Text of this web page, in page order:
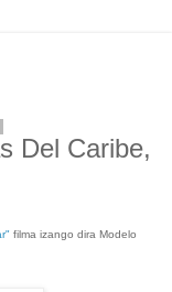
Del Caribe,
filma izango dira Modelo